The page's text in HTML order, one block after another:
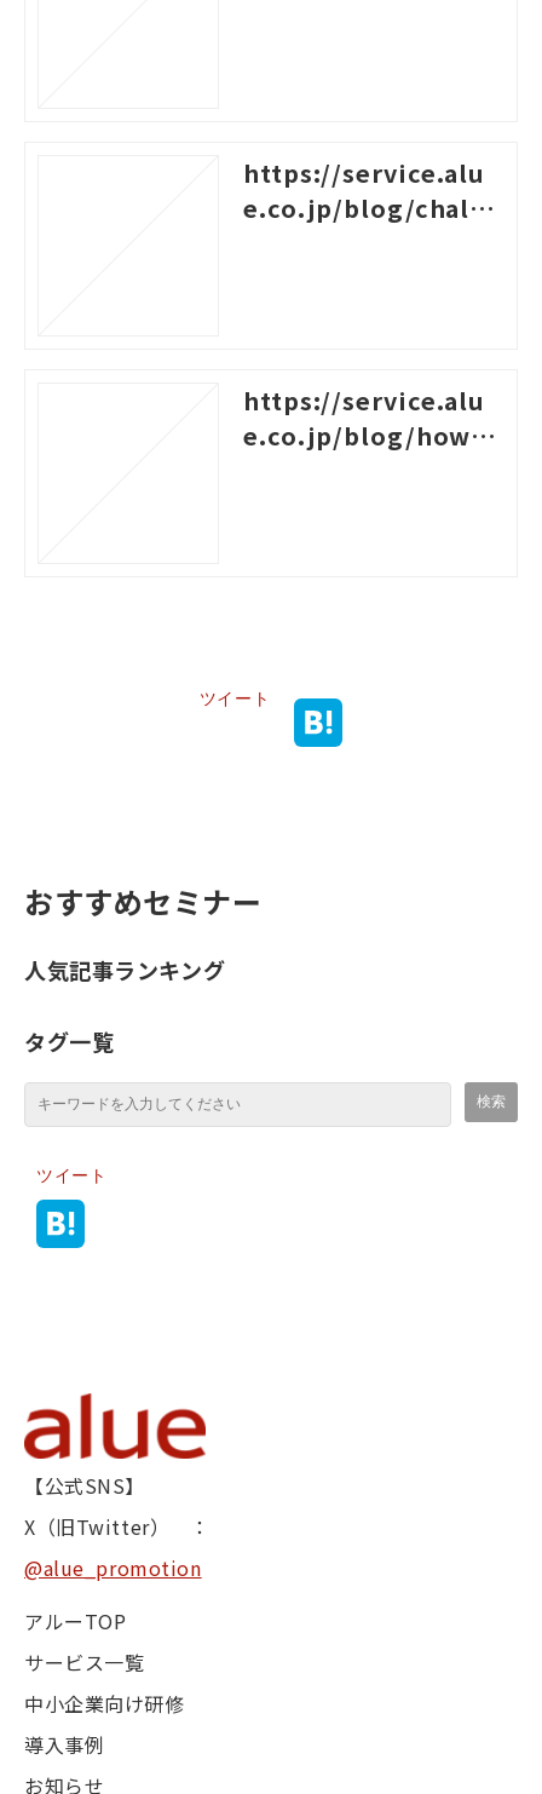
https://service.alu
e.co.jp/blog/challe
https://service.alu
e.co.jp/blog/how-t
ツイート
おすすめセミナー
人気記事ランキング
タグ一覧
ツイート
【公式SNS】
X（旧Twitter） ：
@alue_promotion
アルーTOP
サービス一覧
中小企業向け研修
導入事例
お知らせ